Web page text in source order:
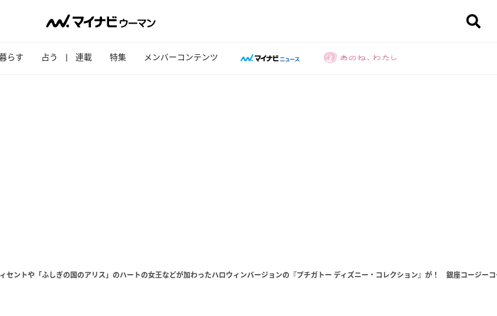
らす 占う 連載 特集 メンバーコンテンツ
セントや「ふしぎの国のアリス」のハートの女王などが加わったハロウィンバージョンの『プチガトー ディズニー・コレクション』が！ 銀座コージー